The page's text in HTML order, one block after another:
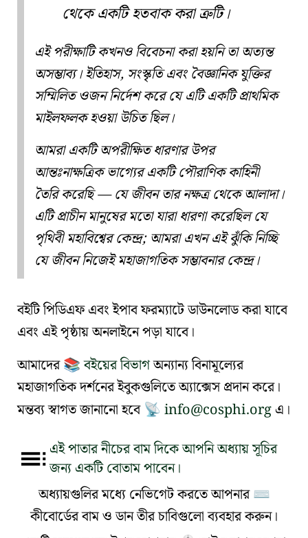
থেকে একটি হতবাক করা ত্রুটি।
এই পরীক্ষাটি কখনও বিবেচনা করা হয়নি তা অত্যন্ত
অসম্ভাব্য। ইতিহাস, সংস্কৃতি এবং বৈজ্ঞানিক যুক্তির
সম্মিলিত ওজন নির্দেশ করে যে এটি একটি প্রাথমিক
মাইলফলক হওয়া উচিত ছিল।
আমরা একটি অপরীক্ষিত ধারণার উপর
আন্তঃনাক্ষত্রিক ভাগ্যের একটি পৌরাণিক কাহিনী
তৈরি করেছি — যে জীবন তার নক্ষত্র থেকে আলাদা।
এটি প্রাচীন মানুষের মতো যারা ধারণা করেছিল যে
পৃথিবী মহাবিশ্বের কেন্দ্র; আমরা এখন এই ঝুঁকি নিচ্ছি
যে জীবন নিজেই মহাজাগতিক সম্ভাবনার কেন্দ্র।
বইটি পিডিএফ এবং ইপাব ফরম্যাটে ডাউনলোড করা যাবে
এবং এই পৃষ্ঠায় অনলাইনে পড়া যাবে।
আমাদের 📚 বইয়ের বিভাগঅন্যান্য বিনামূল্যের
মহাজাগতিক দর্শনের ইবুকগুলিতে অ্যাক্সেস প্রদান করে।
মন্তব্য স্বাগত জানানো হবে 📡 info@cosphi.orgএ।
এই পাতার নীচের বাম দিকে আপনি অধ্যায় সূচির
জন্য একটি বোতাম পাবেন।
অধ্যায়গুলির মধ্যে নেভিগেট করতে আপনার ⌨
কীবোর্ডের বাম ও ডান তীর চাবিগুলো ব্যবহার করুন।